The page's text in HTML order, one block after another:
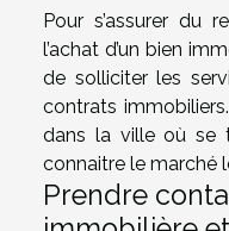
Pour s’assurer du
l’achat d’un bien
de solliciter les
contrats
dans la ville où se
connaitre le marché
Prendre